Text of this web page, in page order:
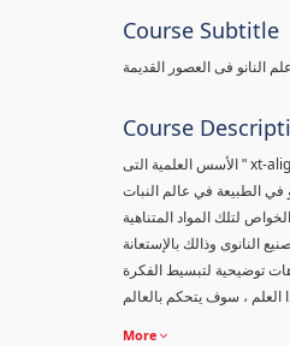
Course Subtitle
النانو فى العصور القديمة
Course
xt- " الأسس العلمية التى
في الطبيعة في عالم النبات
لتلك المواد المتناهية
النانوى وذالك بالإستعانة
توضيحية لتبسيط الفكرة
More